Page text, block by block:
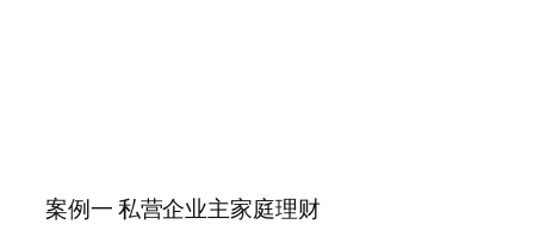
案例一 私营企业主家庭理财